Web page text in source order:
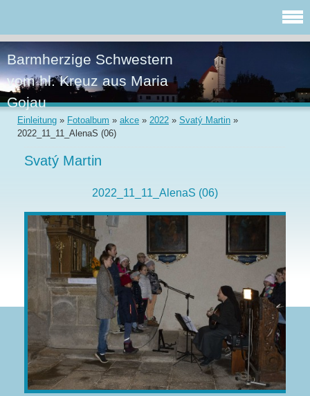
Barmherzige Schwestern
vom hl. Kreuz aus Maria
Gojau
Einleitung » Fotoalbum » akce » 2022 » Svatý Martin »
2022_11_11_AlenaS (06)
Svatý Martin
2022_11_11_AlenaS (06)